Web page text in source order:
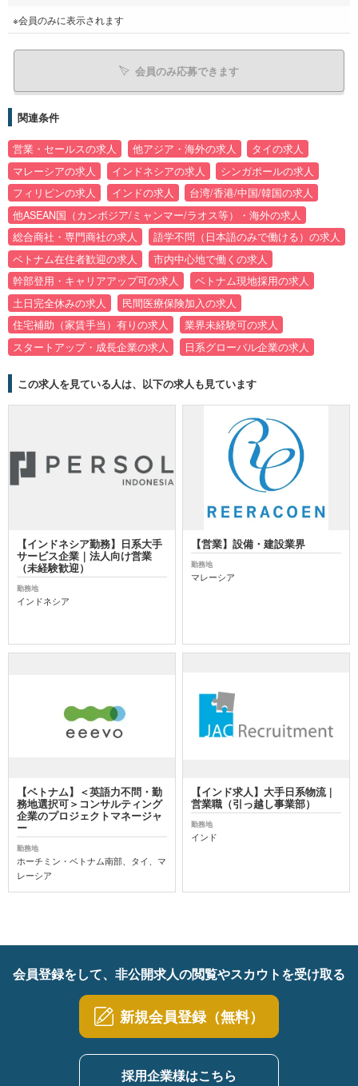
※会員のみに表示されます
会員のみ応募できます
関連条件
営業・セールスの求人 他アジア・海外の求人
タイの求人
マレーシアの求人
インドネシアの求人
シンガポールの求人
フィリピンの求人
インドの求人
台湾/香港/中国/韓国の求人
他ASEAN国（カンボジア/ミャンマー/ラオス等）・海外の求人
総合商社・専門商社の求人
語学不問（日本語のみで働ける）の求人
ベトナム在住者歓迎の求人
市内中心地で働くの求人
幹部登用・キャリアアップ可の求人
ベトナム現地採用の求人
土日完全休みの求人
民間医療保険加入の求人
住宅補助（家賃手当）有りの求人
業界未経験可の求人
スタートアップ・成長企業の求人
日系グローバル企業の求人
この求人を見ている人は、以下の求人も見ています
【インドネシア勤務】日系大手
サービス企業｜法人向け営業
（未経験歓迎）
勤務地
インドネシア
【営業】設備・建設業界
勤務地
マレーシア
【ベトナム】＜英語力不問・勤
務地選択可＞コンサルティング
企業のプロジェクトマネージャ
ー
勤務地
ホーチミン・ベトナム南部、タイ、マ
レーシア
【インド求人】大手日系物流 |
営業職（引っ越し事業部）
勤務地
インド
会員登録をして、非公開求人の閲覧やスカウトを受け取る
新規会員登録（無料）
採用企業様はこちら